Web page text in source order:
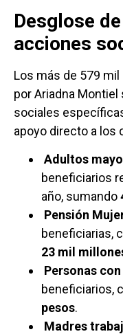
Desglose
acciones
Los más de 579
por Ariadna
sociales
apoyo directo a los
Adultos
beneficiarios
año, sumando
Pensión
beneficiarias,
23 mil
Personas
beneficiarios,
pesos.
Madres